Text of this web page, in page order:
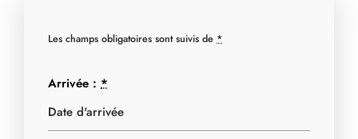
Les champs obligatoires sont suivis de *
Arrivée : *